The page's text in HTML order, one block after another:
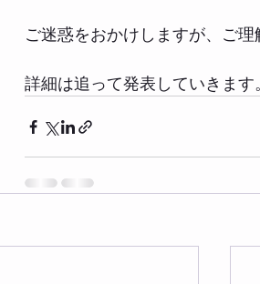
ご迷惑をおかけしますが、ご理
詳細は追って発表していきます。